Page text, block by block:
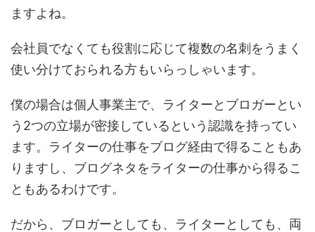
ますよね。
会社員でなくても役割に応じて複数の名刺をうまく
使い分けておられる方もいらっしゃいます。
僕の場合は個人事業主で、ライターとブロガーとい
う2つの立場が密接しているという認識を持ってい
ます。ライターの仕事をブログ経由で得ることもあ
りますし、ブログネタをライターの仕事から得るこ
ともあるわけです。
だから、ブロガーとしても、ライターとしても、両